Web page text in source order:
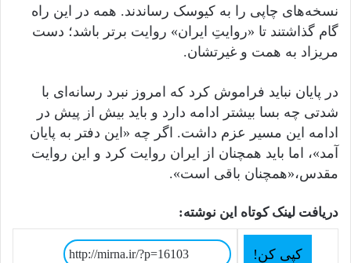
نسخه‌های چاپی را به کیوسک رساندند. همه در این راه
گام گذاشتند تا «روایتِ ایران» روایت برتر باشد؛ دست
مریزاد به همت و غیرتشان.
در پایان نباید فراموش کرد که امروز نبرد رسانه‌ای با
شدتی چه بسا بیشتر ادامه دارد و باید بیش از پیش در
ادامه این مسیر عزم داشت. اگر چه «این دفتر به پایان
آمد»، اما باید همچنان از ایران روایت کرد و این روایت
مقدس،«همچنان باقی است».
دریافت لینک کوتاه این نوشته:
کپی کن!